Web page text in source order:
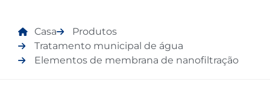
Casa
Produtos
Tratamento municipal de água
Elementos de membrana de nanofiltração